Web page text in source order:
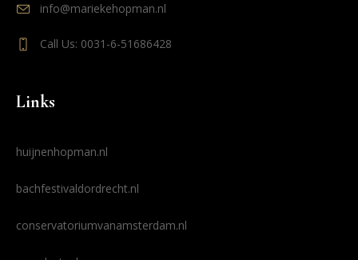
info@mariekehopman.nl
Call Us: 0031-6-51686428
Links
huijnenhopman.nl
bachfestivaldordrecht.nl
conservatoriumvanamsterdam.nl